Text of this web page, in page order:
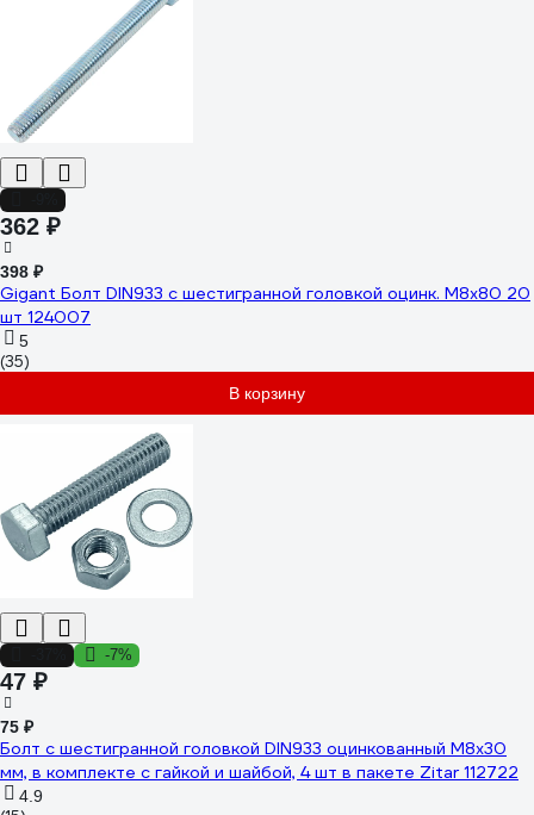
362 ₽
398 ₽
Gigant Болт DIN933 с шестигранной головкой оцинк. М8x80 20
шт 124007
5
(35)
В корзину
-7%
47 ₽
75 ₽
Болт с шестигранной головкой DIN933 оцинкованный М8x30
мм, в комплекте с гайкой и шайбой, 4 шт в пакете Zitar 112722
4.9